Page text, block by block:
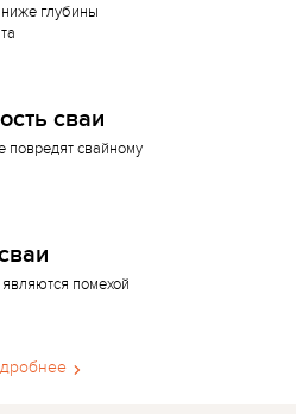
глубины
сваи
повредят свайному
помехой